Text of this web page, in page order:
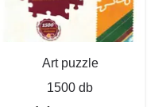
Art puzzle
1500 db